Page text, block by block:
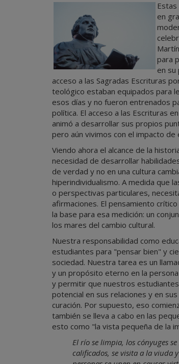
en
para
en su
acceso a las Sagradas Escrituras
teológico estaban equipados para
esos días y no fueron entrenados
política. El acceso a las Escrituras
animó a desarrollar sus propios
pero aún vivimos con el impacto de
Viendo ahora el alcance de la
necesidad de desarrollar
de verdad y no en una cultura
hiperindividualismo. A medida que
o perspectivas particulares,
afirmaciones. El pensamiento
la base para esa medición: un
los mares del cambio cultural.
Nuestra responsabilidad como
estudiantes para "pensar bien" y
sociedad. Nuestra tarea es un
y un propósito eterno en la
y permitir que nuestros
potencial en sus relaciones y en
curación. Por supuesto, eso
también se lleva a cabo en las
esto como "la vista pequeña de la
El río se limpia, los cónyuges
calificados, se visita a la viuda